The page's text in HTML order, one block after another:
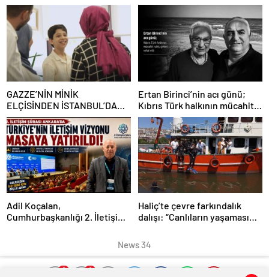
0 0
GAZZE’NİN MİNİK
ELÇİSİNDEN İSTANBUL’DA
DUYGUSAL MESAJ: “BURASI
BENİM İKİNCİ EVİM”
Ertan Birinci’nin acı günü;
Kıbrıs Türk halkının mücahit
ruhlu çınarı vefat etti
Adil Koçalan,
Cumhurbaşkanlığı 2. İletişim
Haliç’te çevre farkındalık
dalışı: “Canlıların yaşaması
News 34